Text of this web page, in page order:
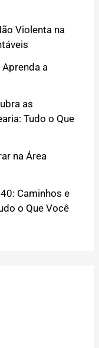
Violenta na
a
as
Tudo o Que
na Área
Caminhos e
o Que Você